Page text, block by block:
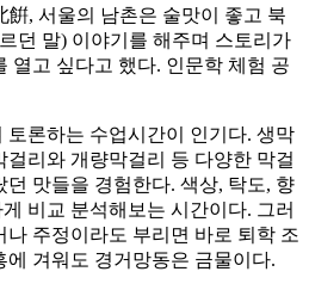
, 서울의 남촌은 술맛이 좋고 북
던 말) 이야기를 해주며 스토리가
열고 싶다고 했다. 인문학 체험 공
토론하는 수업시간이 인기다. 생막
리와 개량막걸리 등 다양한 막걸
맛들을 경험한다. 색상, 탁도, 향
비교 분석해보는 시간이다. 그러
주정이라도 부리면 바로 퇴학 조
겨워도 경거망동은 금물이다.